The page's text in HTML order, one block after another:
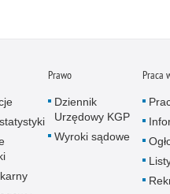
Prawo
Dziennik
Urzędowy KGP
Wyroki sądowe
Praca